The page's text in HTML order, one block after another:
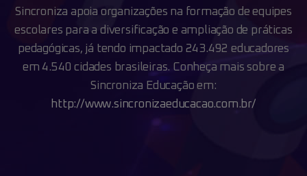
Sincroniza apoia organizações na formação de equipes
escolares para a diversificação e ampliação de práticas
pedagógicas, já tendo impactado 243.492 educadores
em 4.540 cidades brasileiras. Conheça mais sobre a
Sincroniza Educação em:
http://www.sincronizaeducacao.com.br/